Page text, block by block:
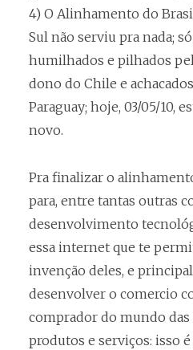
4) O Alinhamento do
Sul não serviu pra nada;
humilhados e pilhados
dono do Chile e
Paraguay; hoje, 03/05/10,
novo.
Pra finalizar o
para, entre tantas outras
desenvolvimento
essa internet que te
invenção deles, e
desenvolver o comercio
comprador do mundo das
produtos e serviços: isso